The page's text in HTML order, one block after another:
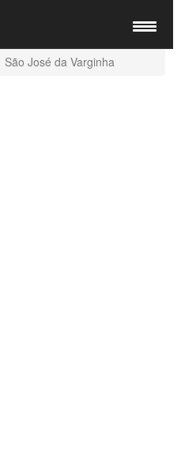
São José da Varginha